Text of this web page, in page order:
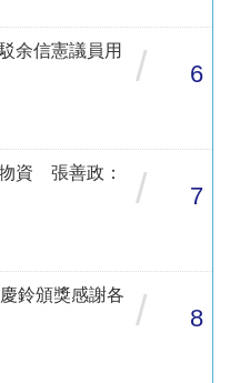
余信憲議員用
/ 6
資 張善政：
/ 7
鈴頒獎感謝各
/ 8